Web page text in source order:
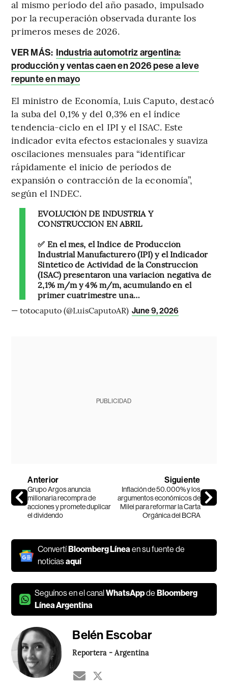
al mismo período del año pasado, impulsado
por la recuperación observada durante los
primeros meses de 2026.
VER MÁS: Industria automotriz argentina:
producción y ventas caen en 2026 pese a leve
repunte en mayo
El ministro de Economía, Luis Caputo, destacó
la suba del 0,1% y del 0,3% en el índice
tendencia-ciclo en el IPI y el ISAC. Este
indicador evita efectos estacionales y suaviza
oscilaciones mensuales para “identificar
rápidamente el inicio de períodos de
expansión o contracción de la economía”,
según el INDEC.
EVOLUCIÓN DE INDUSTRIA Y
CONSTRUCCIÓN EN ABRIL
✅ En el mes, el Indice de Producción
Industrial Manufacturero (IPI) y el Indicador
Sintético de Actividad de la Construcción
(ISAC) presentaron una variación negativa de
2,1% m/m y 4% m/m, acumulando en el
primer cuatrimestre una…
— totocaputo (@LuisCaputoAR) June 9, 2026
PUBLICIDAD
Anterior
Grupo Argos anuncia
millonaria recompra de
acciones y promete duplicar
el dividendo
Siguiente
Inflación de 50.000% y los
argumentos económicos de
Milei para reformar la Carta
Orgánica del BCRA
ConvertíBloomberg Líneaen su fuente de
noticiasaquí
Seguínos en el canalWhatsAppdeBloomberg
Línea Argentina
Belén Escobar
Reportera - Argentina